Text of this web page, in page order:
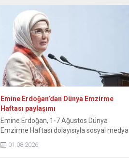
yeniden başkan seçildi. MHP Safranbolu
İlçe Teşkilatının 15. Olağan Kongresi, Sunal
Tülbentçi Öğretmenevi’nde yoğun bir
katılımla gerçekleştirildi. Kongreye tek liste
ile giren mevcut İlçe Başkanı Erkan
Canözü, delegelerin güvenini...
Emine Erdoğan’dan Dünya Emzirme
Haftası paylaşımı
Emine Erdoğan, 1-7 Ağustos Dünya
Emzirme Haftası dolayısıyla sosyal medya
hesabından paylaşımda bulundu. Emine
Erdoğan, NSosyal hesabından yaptığı
01.08.2026